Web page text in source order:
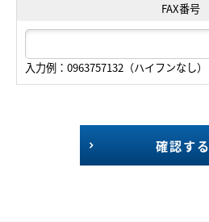
FAX番号
入力例：0963757132（ハイフンなし）
確認する